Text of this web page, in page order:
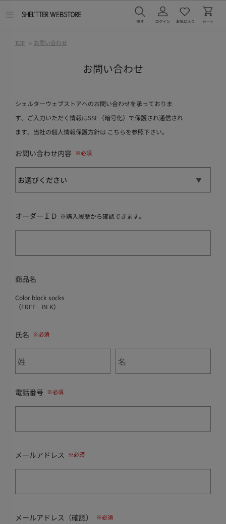
TOP > お問い合わせ
お問い合わせ
シェルターウェブストアへのお問い合わせを承っておりま
す。ご入力いただく情報はSSL（暗号化）で保護され通信され
ます。当社の個人情報保護方針は こちらを参照下さい。
お問い合わせ内容
オーダーＩＤ ※購入履歴から確認できます。
商品名
Color block socks
（FREE BLK）
氏名
電話番号
メールアドレス
メールアドレス（確認）